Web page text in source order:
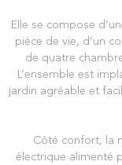
Elle se compose
pièce de vie, d’un
de quatre
L’ensemble est
jardin agréable et
Côté confort, la
électrique alimenté